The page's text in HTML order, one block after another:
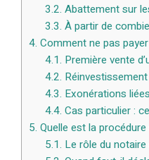
3.2. Abattement sur
3.3. À partir de
4. Comment ne pas
4.1. Première vente
4.2.
4.3. Exonérations
4.4. Cas particulier :
5. Quelle est la
5.1. Le rôle du